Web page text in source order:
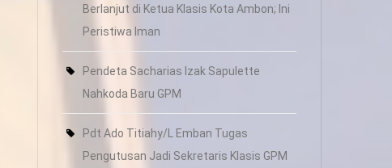
Berlanjut di Ketua Klasis Kota Ambon; Ini
Peristiwa Iman
Pendeta Sacharias Izak Sapulette
Nahkoda Baru GPM
Pdt Ado Titiahy/L Emban Tugas
Pengutusan Jadi Sekretaris Klasis GPM